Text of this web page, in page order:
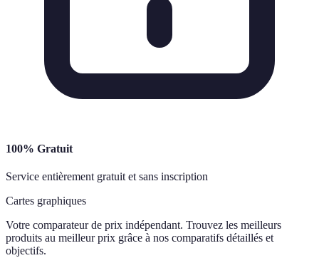
100% Gratuit
Service entièrement gratuit et sans inscription
Cartes graphiques
Votre comparateur de prix indépendant. Trouvez les meilleurs
produits au meilleur prix grâce à nos comparatifs détaillés et
objectifs.